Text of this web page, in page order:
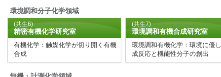
2025.11.14
2025.10.30 実践的キャリア学習セミ
2025.10.29 第8研と第18研の学生が受
2025.10.29
環境化学研究室（第15研究
環境調和分子化学領域
(共生6)
精密有機化学研究室
有機化学：触媒化学が切り開く有機
合成
(共生7)
環境調和有機合成研究室
環境調和有機化学：環境に優
成反応と機能性分子の創出